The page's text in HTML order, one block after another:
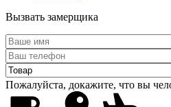
Вызвать замерщика
Пожалуйста, докажите, что вы